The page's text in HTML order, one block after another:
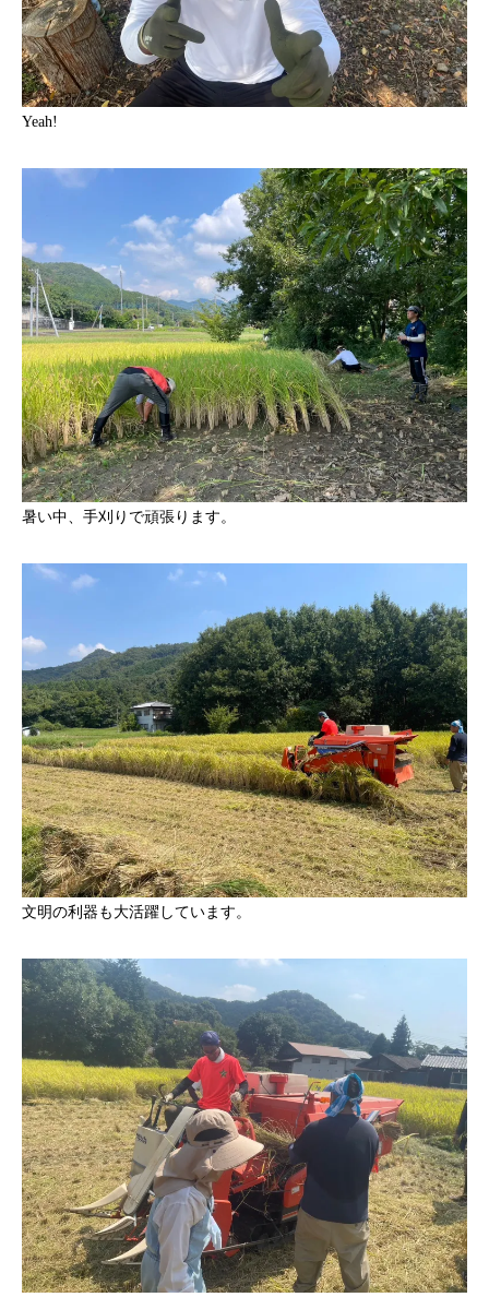
Yeah!
暑い中、手刈りで頑張ります。
文明の利器も大活躍しています。